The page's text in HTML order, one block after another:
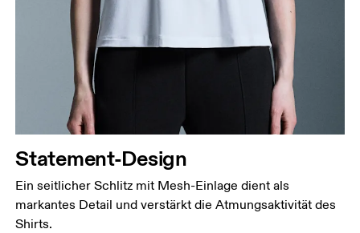
Statement-Design
Ein seitlicher Schlitz mit Mesh-Einlage dient als
markantes Detail und verstärkt die Atmungsaktivität des
Shirts.